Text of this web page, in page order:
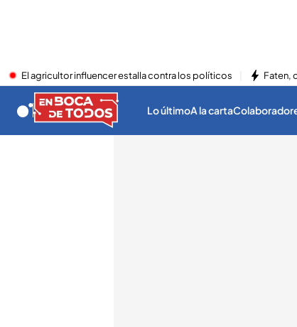
El agricultor influencer estalla contra los políticos Faten,
Lo últimoA la carta